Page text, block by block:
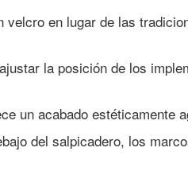
en lugar de las
la posición de los
un acabado estéticamente
del salpicadero, los